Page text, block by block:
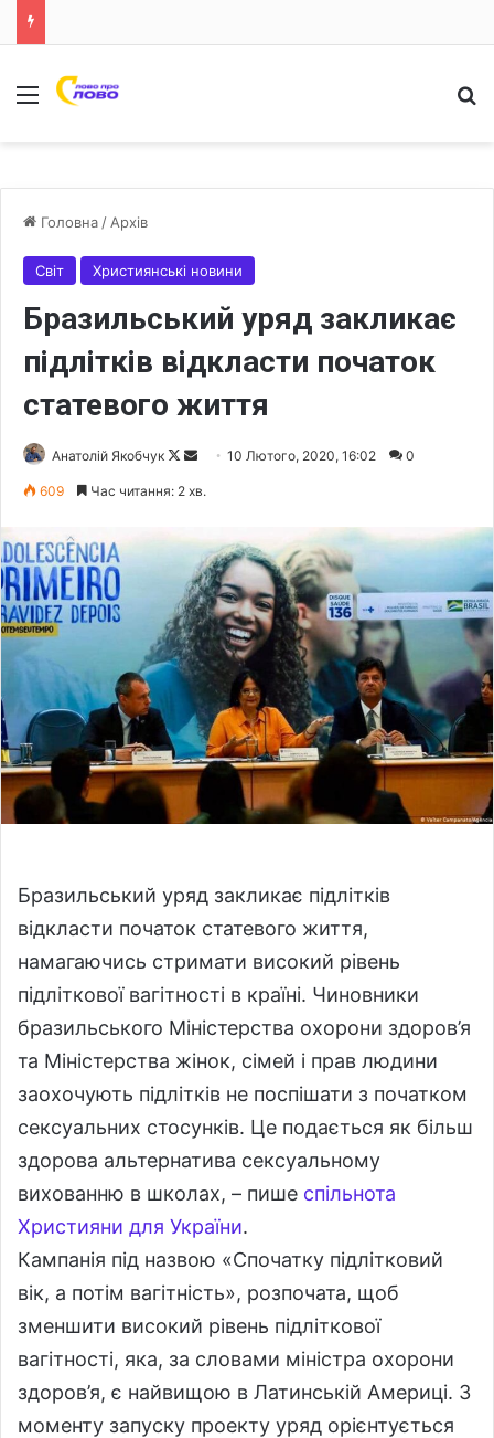
Меню
Головна / Архів
Світ Християнські новини
Бразильський уряд закликає
підлітків відкласти початок
статевого життя
Анатолій Якобчук
F
w
o
n
X
a
n
e
m
a
l
10 Лютого, 2020, 16:02 0
609 Час читання: 2 хв.
Бразильський уряд закликає підлітків
відкласти початок статевого життя,
намагаючись стримати високий рівень
підліткової вагітності в країні. Чиновники
бразильського Міністерства охорони здоров’я
та Міністерства жінок, сімей і прав людини
заохочують підлітків не поспішати з початком
сексуальних стосунків. Це подається як більш
здорова альтернатива сексуальному
вихованню в школах, – пише спільнота
Християни для України.
Кампанія під назвою «Спочатку підлітковий
вік, а потім вагітність», розпочата, щоб
зменшити високий рівень підліткової
вагітності, яка, за словами міністра охорони
здоров’я, є найвищою в Латинській Америці. З
моменту запуску проекту уряд орієнтується